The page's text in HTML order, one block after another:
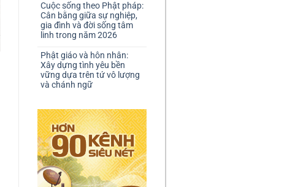
Cuộc sống theo Phật pháp:
Cân bằng giữa sự nghiệp,
gia đình và đời sống tâm
linh trong năm 2026
Phật giáo và hôn nhân:
Xây dựng tình yêu bền
vững dựa trên tứ vô lượng
và chánh ngữ